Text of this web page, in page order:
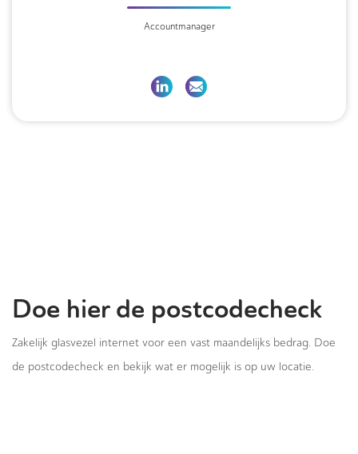
Accountmanager
Doe hier de postcodecheck
Zakelijk glasvezel internet voor een vast maandelijks bedrag. Doe
de postcodecheck en bekijk wat er mogelijk is op uw locatie.